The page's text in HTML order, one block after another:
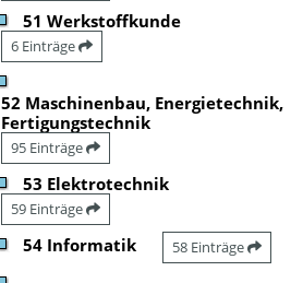
51 Werkstoffkunde
6 Einträge
52 Maschinenbau, Energietechnik,
Fertigungstechnik
95 Einträge
53 Elektrotechnik
59 Einträge
54 Informatik 58 Einträge